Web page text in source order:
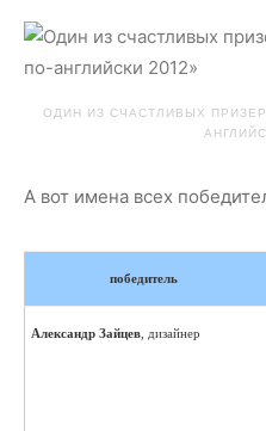
ОДИН ИЗ СЧАСТЛИВЫХ
А вот имена всех
победитель
Александр Зайцев , дизайнер